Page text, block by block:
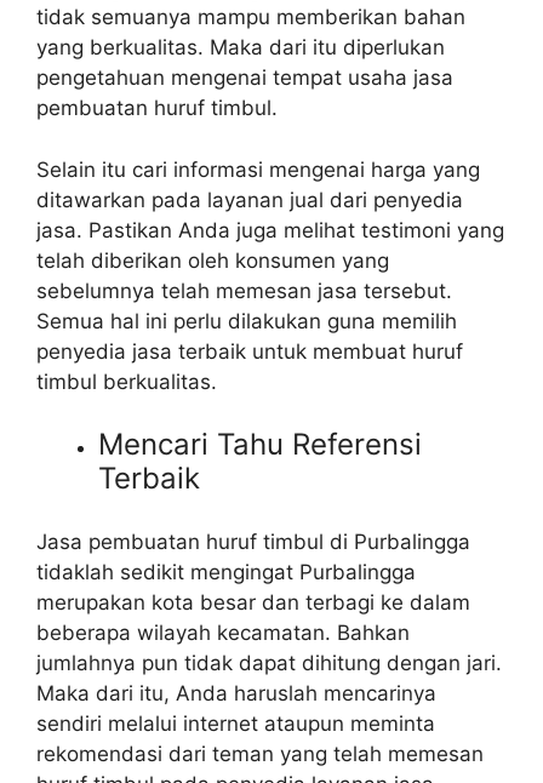
tidak semuanya mampu memberikan bahan
yang berkualitas. Maka dari itu diperlukan
pengetahuan mengenai tempat usaha jasa
pembuatan huruf timbul.
Selain itu cari informasi mengenai harga yang
ditawarkan pada layanan jual dari penyedia
jasa. Pastikan Anda juga melihat testimoni yang
telah diberikan oleh konsumen yang
sebelumnya telah memesan jasa tersebut.
Semua hal ini perlu dilakukan guna memilih
penyedia jasa terbaik untuk membuat huruf
timbul berkualitas.
Mencari Tahu Referensi
Terbaik
Jasa pembuatan huruf timbul di Purbalingga
tidaklah sedikit mengingat Purbalingga
merupakan kota besar dan terbagi ke dalam
beberapa wilayah kecamatan. Bahkan
jumlahnya pun tidak dapat dihitung dengan jari.
Maka dari itu, Anda haruslah mencarinya
sendiri melalui internet ataupun meminta
rekomendasi dari teman yang telah memesan